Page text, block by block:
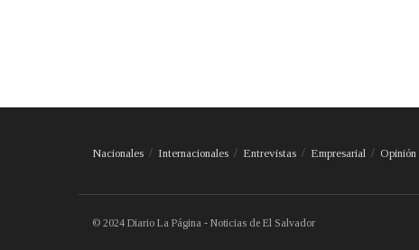
Nacionales Internacionales Entrevistas Empresarial Opinión
© 2024 Diario La Página - Noticias de El Salvador